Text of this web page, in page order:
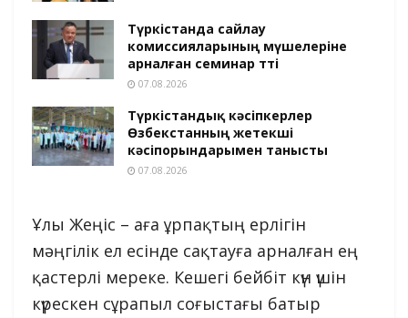
Түркістанда сайлау
комиссияларының мүшелеріне
арналған семинар өтті
07.08.2026
Түркістандық кәсіпкерлер
Өзбекстанның жетекші
кәсіпорындарымен танысты
07.08.2026
Ұлы Жеңіс – аға ұрпақтың ерлігін
мәңгілік ел есінде сақтауға арналған ең
қастерлі мереке. Кешегі бейбіт күн үшін
күрескен сұрапыл соғыстағы батыр